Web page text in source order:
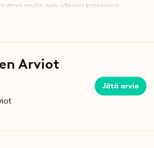
myös sen ollessa kotelossa.
pilli, jota voi käyttää ilmoittamaan
täyttää uudelleen. Kelluke tyhjennetään
olisi käytetty, hiilidioksidipatruuna tulee
Arviot
Jätä arvio